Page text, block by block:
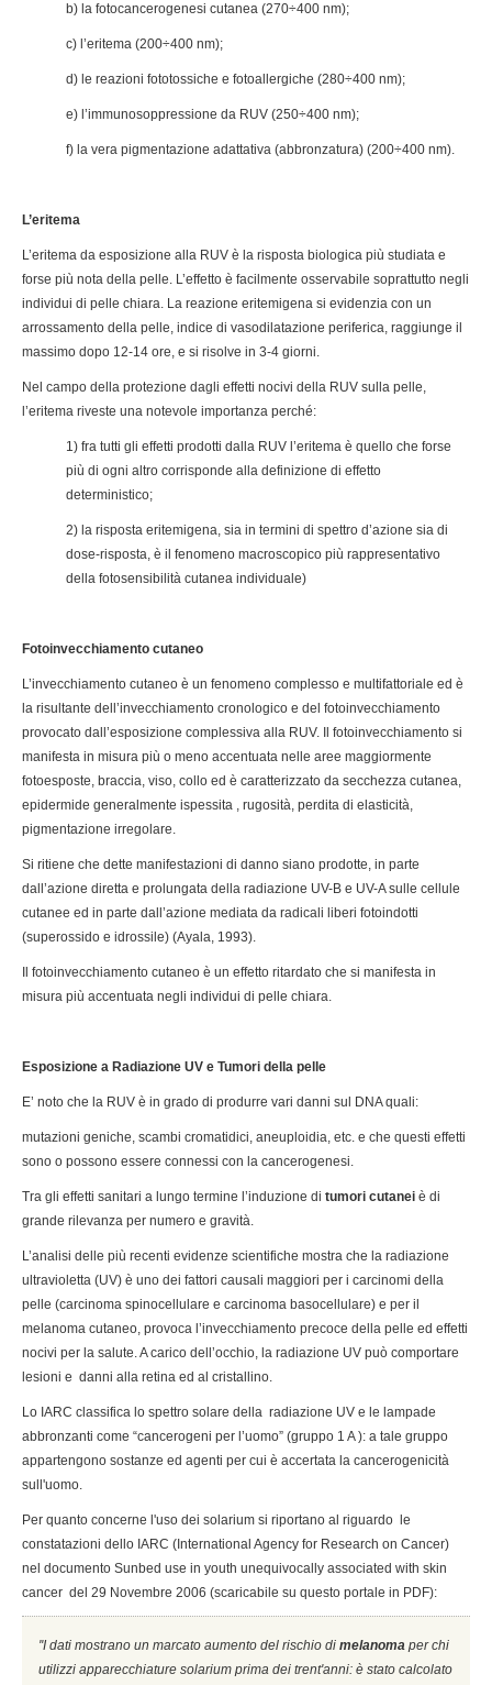
b) la fotocancerogenesi cutanea (270÷400 nm);
c) l’eritema (200÷400 nm);
d) le reazioni fototossiche e fotoallergiche (280÷400 nm);
e) l’immunosoppressione da RUV (250÷400 nm);
f) la vera pigmentazione adattativa (abbronzatura) (200÷400 nm).
L’eritema
L’eritema da esposizione alla RUV è la risposta biologica più studiata e
forse più nota della pelle. L’effetto è facilmente osservabile soprattutto negli
individui di pelle chiara. La reazione eritemigena si evidenzia con un
arrossamento della pelle, indice di vasodilatazione periferica, raggiunge il
massimo dopo 12-14 ore, e si risolve in 3-4 giorni.
Nel campo della protezione dagli effetti nocivi della RUV sulla pelle,
l’eritema riveste una notevole importanza perché:
1) fra tutti gli effetti prodotti dalla RUV l’eritema è quello che forse
più di ogni altro corrisponde alla definizione di effetto
deterministico;
2) la risposta eritemigena, sia in termini di spettro d’azione sia di
dose-risposta, è il fenomeno macroscopico più rappresentativo
della fotosensibilità cutanea individuale)
Fotoinvecchiamento cutaneo
L’invecchiamento cutaneo è un fenomeno complesso e multifattoriale ed è
la risultante dell’invecchiamento cronologico e del fotoinvecchiamento
provocato dall’esposizione complessiva alla RUV. Il fotoinvecchiamento si
manifesta in misura più o meno accentuata nelle aree maggiormente
fotoesposte, braccia, viso, collo ed è caratterizzato da secchezza cutanea,
epidermide generalmente ispessita , rugosità, perdita di elasticità,
pigmentazione irregolare.
Si ritiene che dette manifestazioni di danno siano prodotte, in parte
dall’azione diretta e prolungata della radiazione UV-B e UV-A sulle cellule
cutanee ed in parte dall’azione mediata da radicali liberi fotoindotti
(superossido e idrossile) (Ayala, 1993).
Il fotoinvecchiamento cutaneo è un effetto ritardato che si manifesta in
misura più accentuata negli individui di pelle chiara.
Esposizione a Radiazione UV e Tumori della pelle
E’ noto che la RUV è in grado di produrre vari danni sul DNA quali:
mutazioni geniche, scambi cromatidici, aneuploidia, etc. e che questi effetti
sono o possono essere connessi con la cancerogenesi.
Tra gli effetti sanitari a lungo termine l’induzione di tumori cutanei è di
grande rilevanza per numero e gravità.
L’analisi delle più recenti evidenze scientifiche mostra che la radiazione
ultravioletta (UV) è uno dei fattori causali maggiori per i carcinomi della
pelle (carcinoma spinocellulare e carcinoma basocellulare) e per il
melanoma cutaneo, provoca l’invecchiamento precoce della pelle ed effetti
nocivi per la salute. A carico dell’occhio, la radiazione UV può comportare
lesioni e danni alla retina ed al cristallino.
Lo IARC classifica lo spettro solare della radiazione UV e le lampade
abbronzanti come “cancerogeni per l’uomo” (gruppo 1 A ): a tale gruppo
appartengono sostanze ed agenti per cui è accertata la cancerogenicità
sull'uomo.
Per quanto concerne l'uso dei solarium si riportano al riguardo le
constatazioni dello IARC (International Agency for Research on Cancer)
nel documento Sunbed use in youth unequivocally associated with skin
cancer del 29 Novembre 2006 (scaricabile su questo portale in PDF):
''I dati mostrano un marcato aumento del rischio di melanoma per chi
utilizzi apparecchiature solarium prima dei trent'anni: è stato calcolato